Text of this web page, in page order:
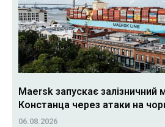
Maersk запускає залізничний
Констанца через атаки на
06.08.2026